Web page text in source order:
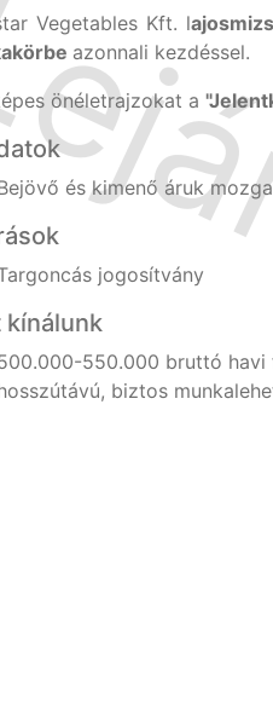
Vegetables Kft. l
azonnali kezdéssel.
önéletrajzokat a
és kimenő áruk
jogosítvány
kínálunk
550.000 bruttó havi
biztos